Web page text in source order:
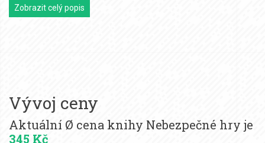
Zobrazit celý popis
Vývoj ceny
Aktuální Ø cena knihy Nebezpečné hry je
345 Kč